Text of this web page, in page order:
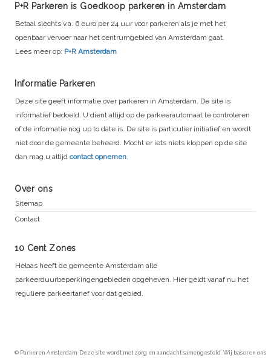
P+R Parkeren is Goedkoop parkeren in Amsterdam
Betaal slechts v.a. 6 euro per 24 uur voor parkeren als je met het
openbaar vervoer naar het centrumgebied van Amsterdam gaat.
Lees meer op: P+R Amsterdam
Informatie Parkeren
Deze site geeft informatie over parkeren in Amsterdam. De site is
informatief bedoeld. U dient altijd op de parkeerautomaat te controleren
of de informatie nog up to date is. De site is particulier initiatief en wordt
niet door de gemeente beheerd. Mocht er iets niets kloppen op de site
dan mag u altijd contact opnemen
Over ons
Sitemap
Contact
10 Cent Zones
Helaas heeft de gemeente Amsterdam alle
parkeerduurbeperkingengebieden opgeheven. Hier geldt vanaf nu het
reguliere parkeertarief voor dat gebied.
© Parkeren Amsterdam. Deze site wordt met zorg en aandacht samengesteld. Wij baseren ons